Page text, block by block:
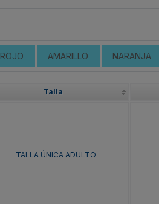
ROJO AMARILLO NARANJA
Talla
TALLA ÚNICA ADULTO